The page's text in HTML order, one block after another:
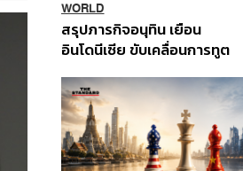
WORLD
สรุปภารกิจอนุทิน เยือน
อินโดนีเซีย ขับเคลื่อนการทูต
ส่วนยุทธศาสตร์ไทย –
อินโดนีเซีย